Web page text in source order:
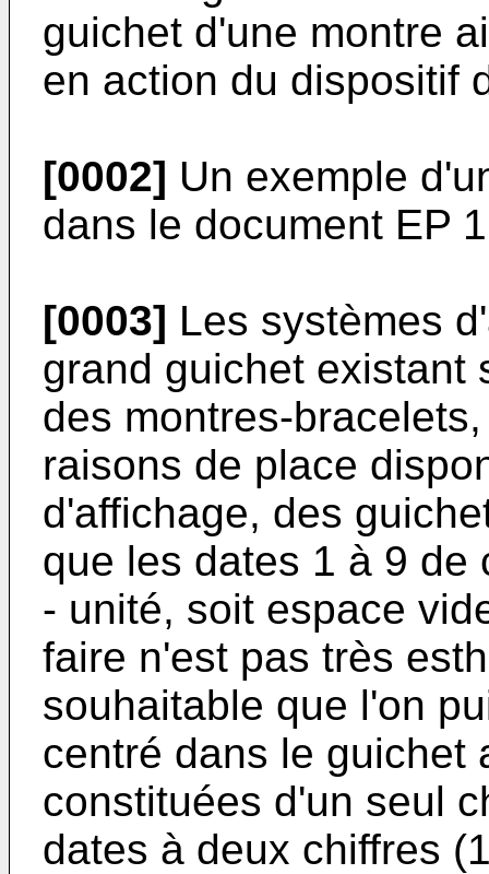
guichet d'une montre
en action du dispositif
[0002] Un exemple
dans le document EP
[0003] Les systèmes
grand guichet existant
des montres-
raisons de place
d'affichage, des
que les dates 1 à 9 de
- unité, soit espace
faire n'est pas très
souhaitable que l'on
centré dans le guichet
constituées d'un seul
dates à deux chiffres